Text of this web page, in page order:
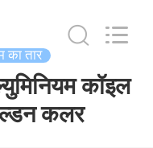
का तार
कॉइल
कलर